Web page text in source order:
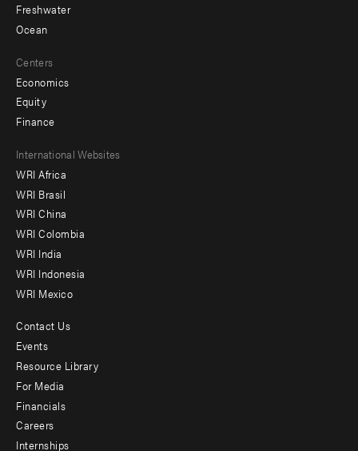
Freshwater
Ocean
Centers
Economics
Equity
Finance
Footer
menu
-
Offices
International Websites
WRI Africa
WRI Brasil
WRI China
WRI Colombia
WRI India
WRI Indonesia
WRI Mexico
Footer
menu
-
Additional
Contact Us
Events
Resource Library
For Media
Financials
Careers
Internships